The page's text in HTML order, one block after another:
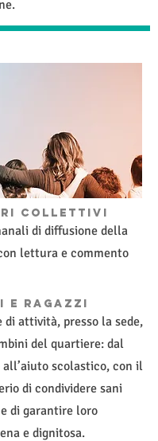
collettivi
di diffusione della
lettura e commento
e ragazzi
di attività, presso la sede,
del quartiere: dal
scolastico, con il
di condividere sani
di garantire loro
e dignitosa.